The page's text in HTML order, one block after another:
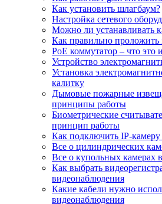
Как установить шлагбаум?
Настройка сетевого
Можно ли устанавливать
Как правильно проложить
PoE коммутатор – что это
Устройство
Установка
калитку
Дымовые пожарные
принципы работы
Биометрические
принцип работы
Как подключить IP-камеру
Все о цилиндрических
Все о купольных камерах
Как выбрать
видеонаблюдения
Какие кабели нужно
видеонаблюдения